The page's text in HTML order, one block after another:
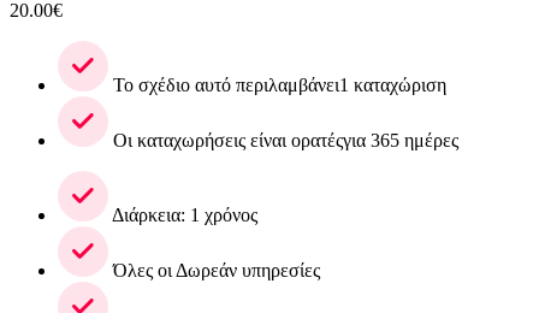
20.00€
Το σχέδιο αυτό περιλαμβάνει1 καταχώριση
Οι καταχωρήσεις είναι ορατέςγια 365 ημέρες
Διάρκεια: 1 χρόνος
Όλες οι Δωρεάν υπηρεσίες